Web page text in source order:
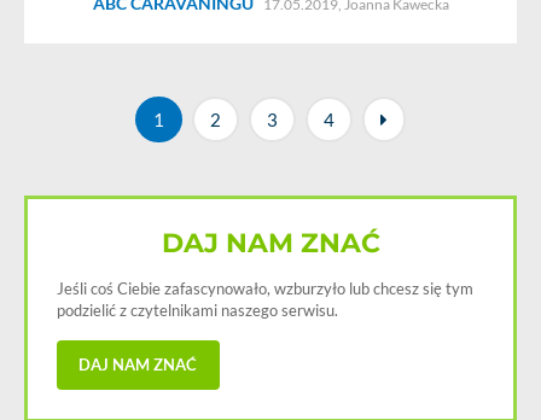
17.05.2019, Joanna Kawecka
1 2 3 4
DAJ NAM ZNAĆ
Jeśli coś Ciebie zafascynowało, wzburzyło lub chcesz się tym
podzielić z czytelnikami naszego serwisu.
DAJ NAM ZNAĆ